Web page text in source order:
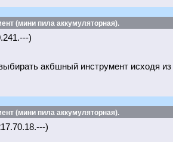
(мини пила аккумуляторная).
)
акбшный инструмент исходя
(мини пила аккумуляторная).
)